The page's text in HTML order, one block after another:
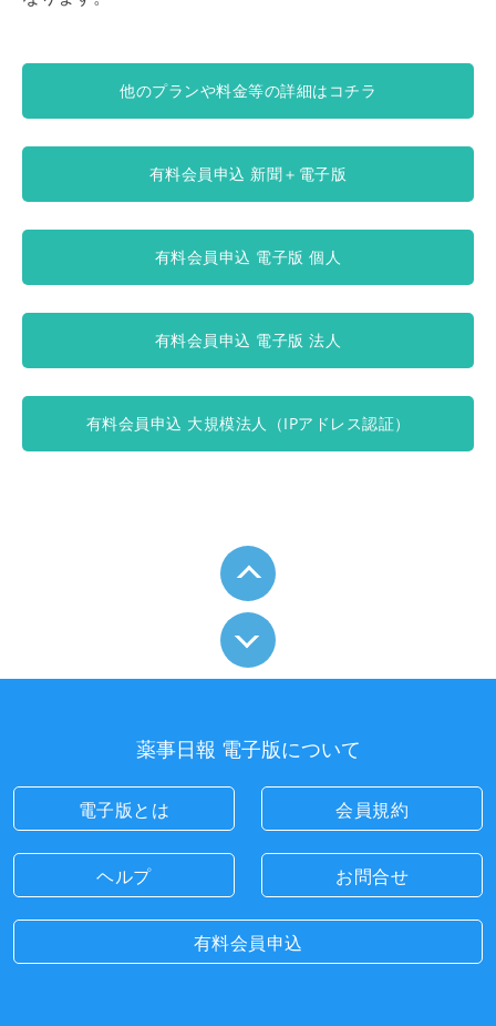
他のプランや料金等の詳細はコチラ
有料会員申込 新聞＋電子版
有料会員申込 電子版 個人
有料会員申込 電子版 法人
有料会員申込 大規模法人（IPアドレス認証）
薬事日報 電子版について
電子版とは 会員規約
ヘルプ お問合せ
有料会員申込